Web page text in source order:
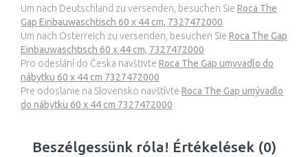
Um nach Deutschland zu versenden, besuchen Sie Roca The
Gap Einbauwaschtisch 60 x 44 cm, 7327472000
Um nach Österreich zu versenden, besuchen Sie Roca The Gap
Einbauwaschtisch 60 x 44 cm, 7327472000
Pro odeslání do Česka navštivte Roca The Gap umyvadlo do
nábytku 60 x 44 cm 7327472000
Pre odoslanie na Slovensko navštívte Roca The Gap umývadlo
do nábytku 60 x 44 cm 7327472000
Beszélgessünk róla! Értékelések (0)